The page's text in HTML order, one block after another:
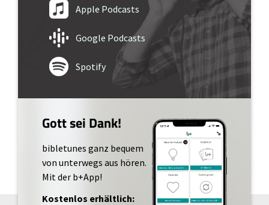
Apple Podcasts
Google Podcasts
Spotify
Gott sei Dank!
bibletunes ganz bequem
von unterwegs aus hören.
Mit der b+App!
Kostenlos erhältlich: